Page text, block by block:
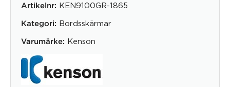
Artikelnr: KEN9100GR-1865
Kategori: Bordsskärmar
Varumärke: Kenson